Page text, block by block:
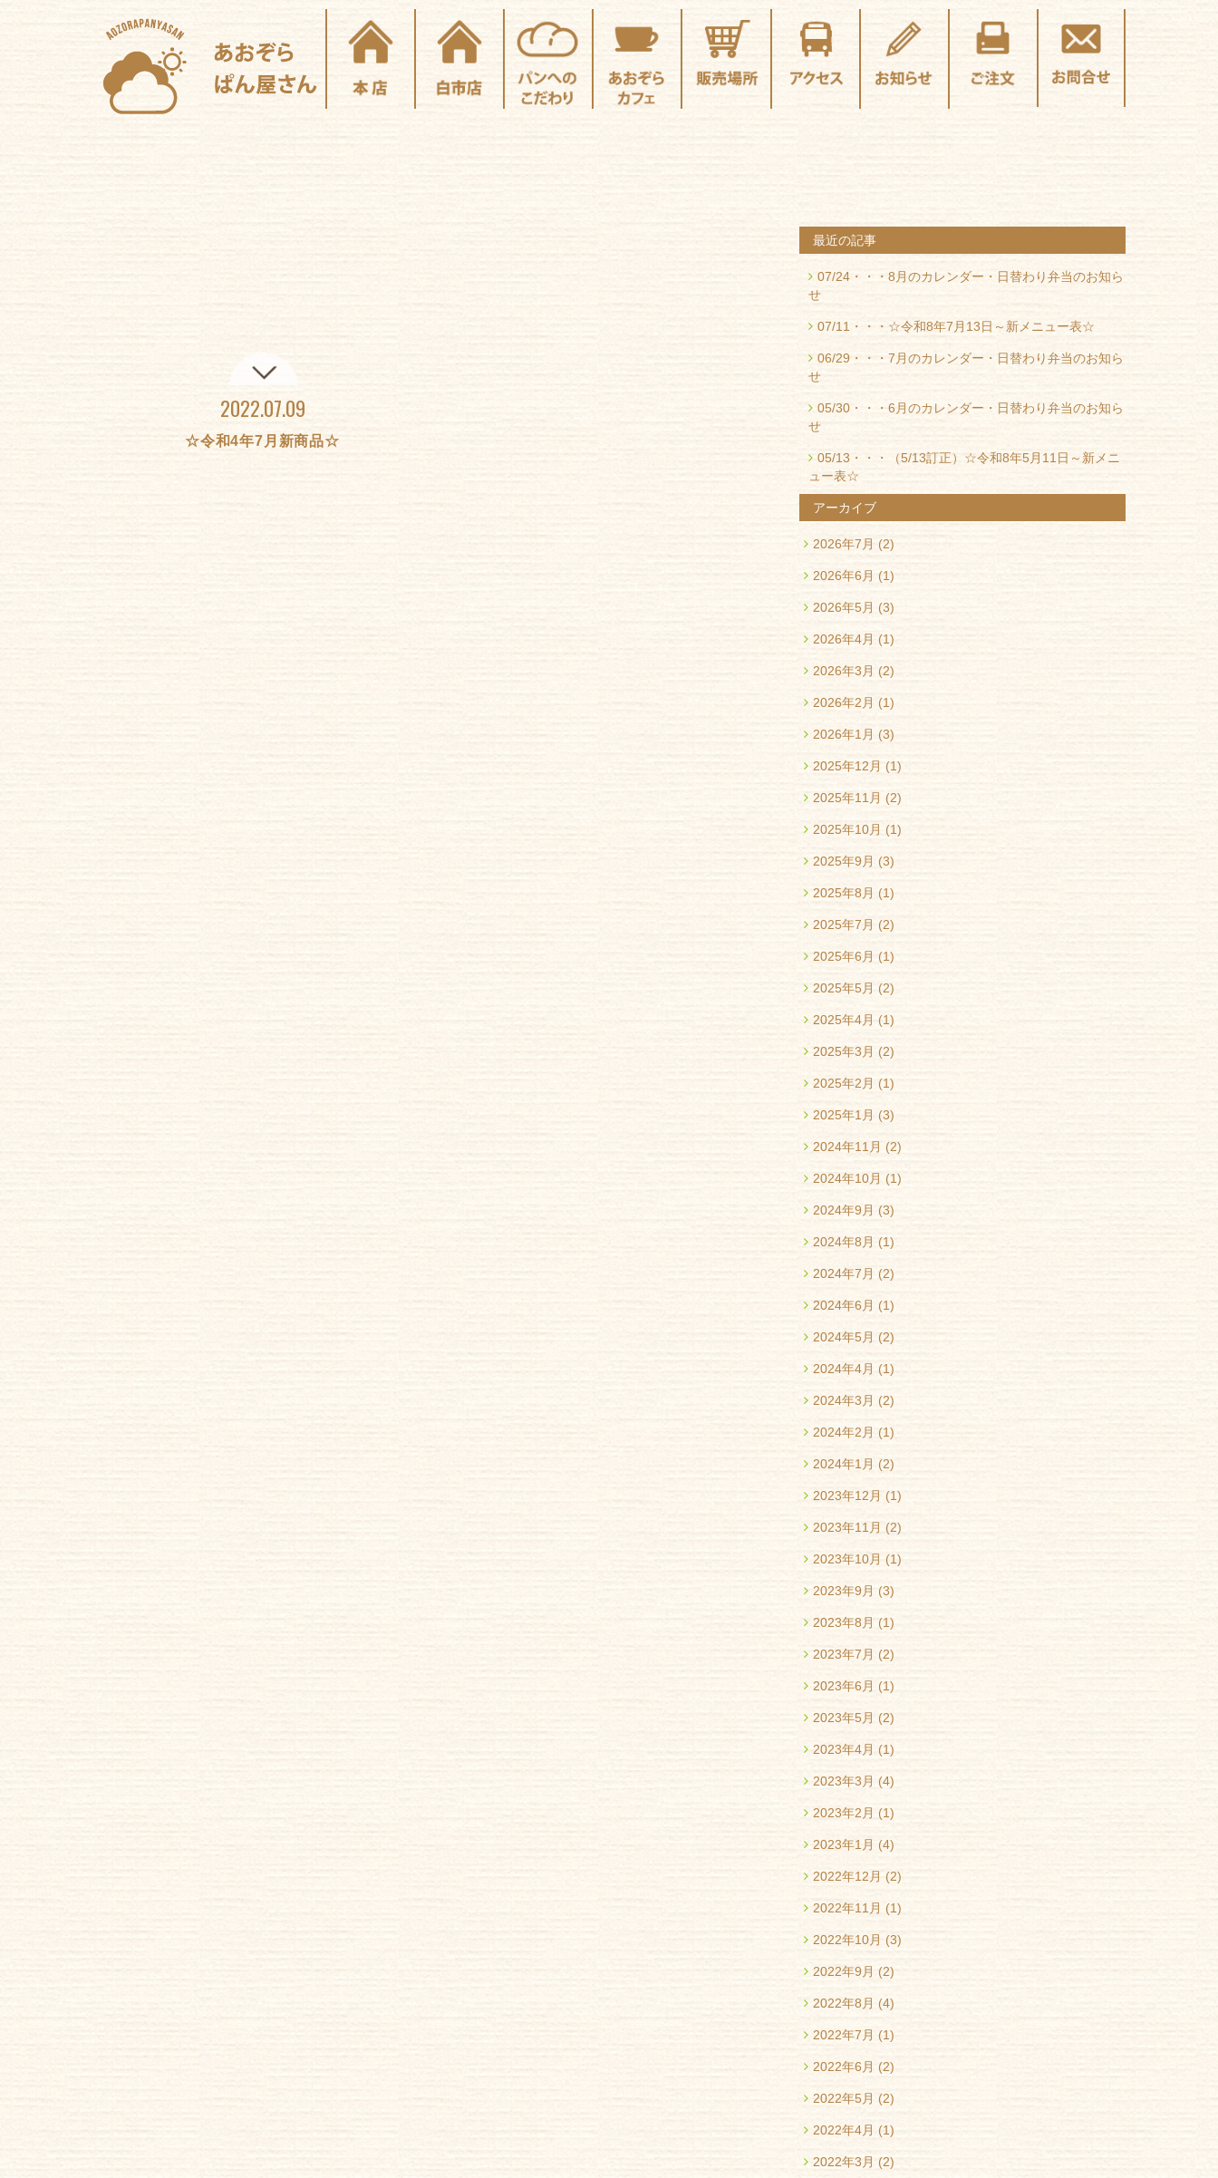
2022.07.09
☆令和4年7月新商品☆
最近の記事
07/24・・・ 8月のカレンダー・日替わり弁当のお知ら
せ
07/11・・・ ☆令和8年7月13日～新メニュー表☆
06/29・・・ 7月のカレンダー・日替わり弁当のお知ら
せ
05/30・・・ 6月のカレンダー・日替わり弁当のお知ら
せ
05/13・・・
（5/13訂正）☆令和8年5月11日～新メニ
ュー表☆
アーカイブ
2026年7月 (2)
2026年6月 (1)
2026年5月 (3)
2026年4月 (1)
2026年3月 (2)
2026年2月 (1)
2026年1月 (3)
2025年12月 (1)
2025年11月 (2)
2025年10月 (1)
2025年9月 (3)
2025年8月 (1)
2025年7月 (2)
2025年6月 (1)
2025年5月 (2)
2025年4月 (1)
2025年3月 (2)
2025年2月 (1)
2025年1月 (3)
2024年11月 (2)
2024年10月 (1)
2024年9月 (3)
2024年8月 (1)
2024年7月 (2)
2024年6月 (1)
2024年5月 (2)
2024年4月 (1)
2024年3月 (2)
2024年2月 (1)
2024年1月 (2)
2023年12月 (1)
2023年11月 (2)
2023年10月 (1)
2023年9月 (3)
2023年8月 (1)
2023年7月 (2)
2023年6月 (1)
2023年5月 (2)
2023年4月 (1)
2023年3月 (4)
2023年2月 (1)
2023年1月 (4)
2022年12月 (2)
2022年11月 (1)
2022年10月 (3)
2022年9月 (2)
2022年8月 (4)
2022年7月 (1)
2022年6月 (2)
2022年5月 (2)
2022年4月 (1)
2022年3月 (2)